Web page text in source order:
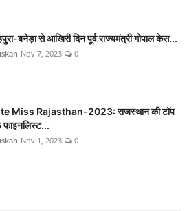
बनेड़ा से आखिरी दिन पूर्व राज्यमंत्री गोपाल केस...
Nov 7, 2023 0
Miss Rajasthan-2023: राजस्थान की टॉप
फाइनलिस्ट...
Nov 1, 2023 0